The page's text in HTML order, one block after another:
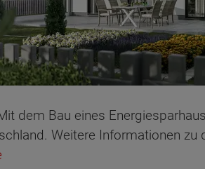
dem Bau eines
Weitere Informationen zu